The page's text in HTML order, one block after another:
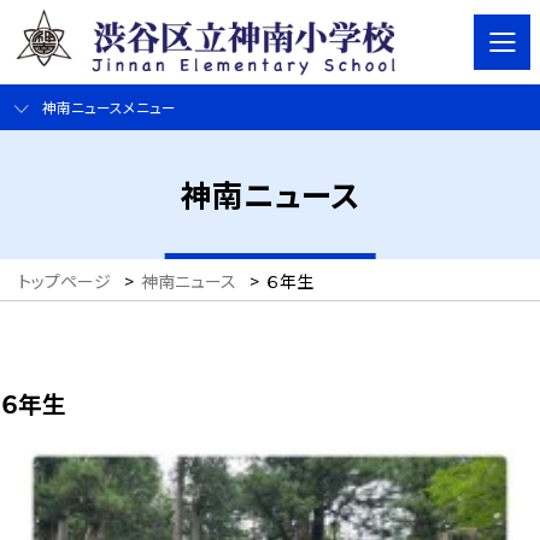
神南ニュースメニュー
神南ニュース
トップページ > 神南ニュース > ６年生
６年生